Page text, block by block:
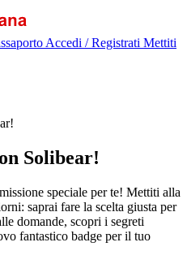
Accedi / Registrati Mettiti
Solibear!
speciale per te! Mettiti alla
saprai fare la scelta giusta per
domande, scopri i segreti
fantastico badge per il tuo